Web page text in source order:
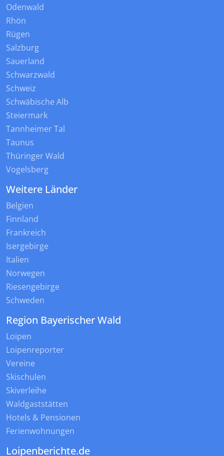
Odenwald
Rhön
Rügen
Salzburg
Sauerland
Schwarzwald
Schweiz
Schwäbische Alb
Steiermark
Tannheimer Tal
Taunus
Thüringer Wald
Vogelsberg
Weitere Länder
Belgien
Finnland
Frankreich
Isergebirge
Italien
Norwegen
Riesengebirge
Schweden
Region Bayerischer Wald
Loipen
Loipenreporter
Vereine
Skischulen
Skiverleihe
Waldgaststätten
Hotels & Pensionen
Ferienwohnungen
Loipenberichte.de